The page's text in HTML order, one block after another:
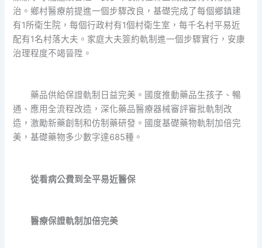
治。鄉村醫療前提進一個步驟改良，基礎完成了每個鄉鎮建
有1所衛生院，每個行政村有1個村衛生室，每千名村平易近
配有1名村落大夫。家庭大夫簽約軌制進一個步驟實行，安康
治理程度不竭晉陞。
藥品供給保證軌制日益完美。國度推動藥品生孩子、暢
通、應用全流程改造，深化藥品醫療器械審評審批軌制改
造，激勵新藥創制和仿制藥研發。國度基礎藥物軌制加倍完
美，基礎藥物多少數字達685種。
從看病公費到全平易近醫保
醫療保證軌制加倍完美